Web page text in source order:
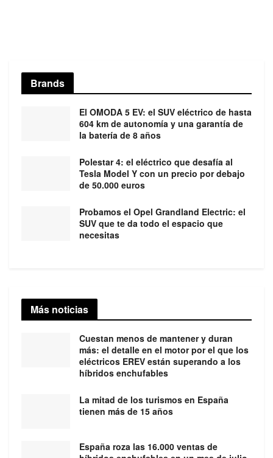
Brands
El OMODA 5 EV: el SUV eléctrico de hasta
604 km de autonomía y una garantía de
la batería de 8 años
Polestar 4: el eléctrico que desafía al
Tesla Model Y con un precio por debajo
de 50.000 euros
Probamos el Opel Grandland Electric: el
SUV que te da todo el espacio que
necesitas
Más noticias
Cuestan menos de mantener y duran
más: el detalle en el motor por el que los
eléctricos EREV están superando a los
híbridos enchufables
La mitad de los turismos en España
tienen más de 15 años
España roza las 16.000 ventas de